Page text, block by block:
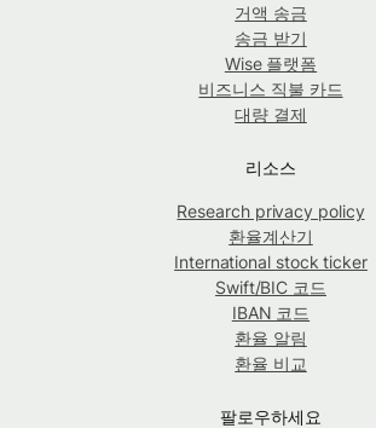
거액 송금
송금 받기
Wise 플랫폼
비즈니스 직불 카드
대량 결제
리소스
Research privacy policy
환율계산기
International stock ticker
Swift/BIC 코드
IBAN 코드
환율 알림
환율 비교
팔로우하세요